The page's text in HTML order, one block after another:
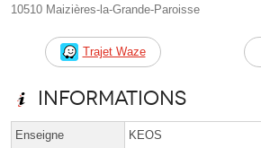
10510 Maizières-la-Grande-Paroisse
Trajet Waze
Informations
Enseigne KEOS